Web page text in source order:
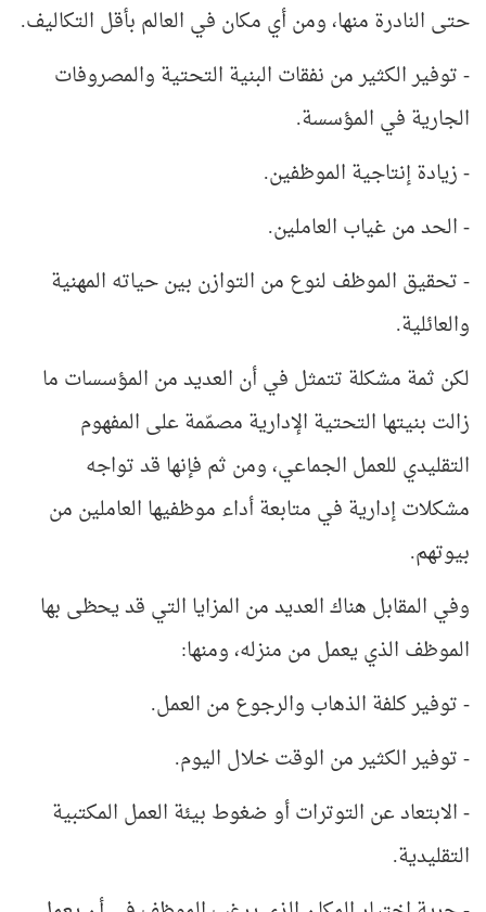
حتى النادرة منها، ومن أي مكان في العالم بأقل التكاليف.
- توفير الكثير من نفقات البنية التحتية والمصروفات
الجارية في المؤسسة.
- زيادة إنتاجية الموظفين.
- الحد من غياب العاملين.
- تحقيق الموظف لنوع من التوازن بين حياته المهنية
والعائلية.
لكن ثمة مشكلة تتمثل في أن العديد من المؤسسات ما
زالت بنيتها التحتية الإدارية مصمّمة على المفهوم
التقليدي للعمل الجماعي، ومن ثم فإنها قد تواجه
مشكلات إدارية في متابعة أداء موظفيها العاملين من
بيوتهم.
وفي المقابل هناك العديد من المزايا التي قد يحظى بها
الموظف الذي يعمل من منزله، ومنها:
- توفير كلفة الذهاب والرجوع من العمل.
- توفير الكثير من الوقت خلال اليوم.
- الابتعاد عن التوترات أو ضغوط بيئة العمل المكتبية
التقليدية.